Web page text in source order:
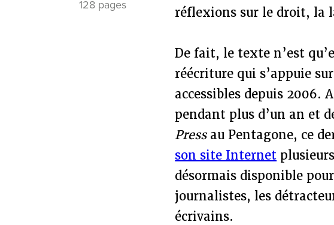
128 pages
réflexions sur le droit, la
De fait, le texte n’est
réécriture qui s’appuie
accessibles depuis 2006.
pendant plus d’un an et
Pressau Pentagone, ce
son site Internet
désormais disponible
journalistes, les
écrivains.